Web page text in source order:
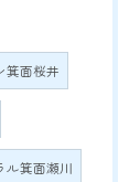
箕面桜井
ル箕面瀬川